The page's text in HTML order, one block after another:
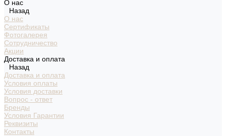
О нас
Назад
О нас
Сертификаты
Фотогалерея
Сотрудничество
Акции
Доставка и оплата
Назад
Доставка и оплата
Условия оплаты
Условия доставки
Вопрос - ответ
Бренды
Условия Гарантии
Реквизиты
Контакты